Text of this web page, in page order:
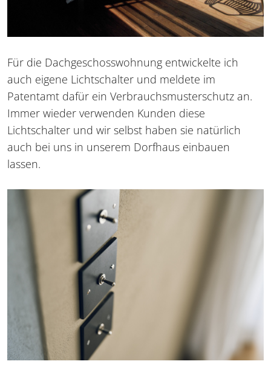
Für die Dachgeschosswohnung entwickelte ich
auch eigene Lichtschalter und meldete im
Patentamt dafür ein Verbrauchsmusterschutz an.
Immer wieder verwenden Kunden diese
Lichtschalter und wir selbst haben sie natürlich
auch bei uns in unserem Dorfhaus einbauen
lassen.